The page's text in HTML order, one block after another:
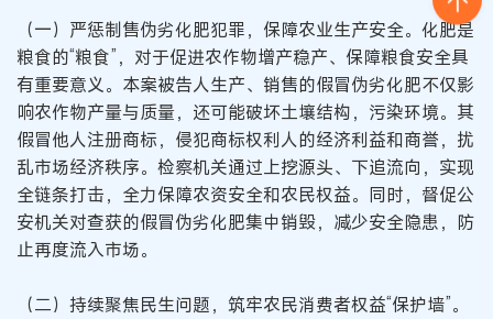
（一）严惩制售伪劣化肥犯罪，保障农业生产安全。化肥是
粮食的“粮食”，对于促进农作物增产稳产、保障粮食安全具
有重要意义。本案被告人生产、销售的假冒伪劣化肥不仅影
响农作物产量与质量，还可能破坏土壤结构，污染环境。其
假冒他人注册商标，侵犯商标权利人的经济利益和商誉，扰
乱市场经济秩序。检察机关通过上挖源头、下追流向，实现
全链条打击，全力保障农资安全和农民权益。同时，督促公
安机关对查获的假冒伪劣化肥集中销毁，减少安全隐患，防
止再度流入市场。
（二）持续聚焦民生问题，筑牢农民消费者权益“保护墙”。